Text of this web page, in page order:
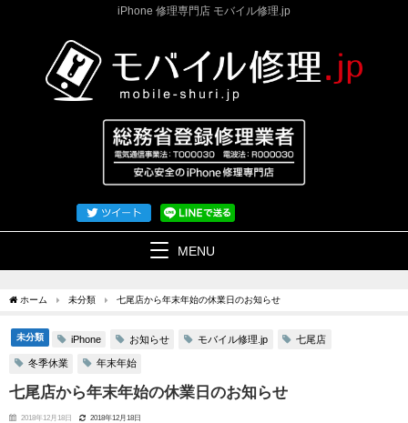
iPhone 修理専門店 モバイル修理.jp
MENU
ホーム 未分類 七尾店から年末年始の休業日のお知らせ
未分類 iPhone お知らせ モバイル修理.jp 七尾店
冬季休業 年末年始
七尾店から年末年始の休業日のお知らせ
2018年12月18日 2018年12月18日